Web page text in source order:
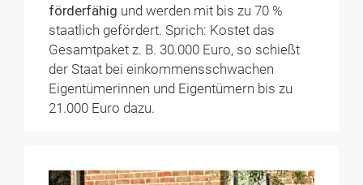
förderfähig und werden mit bis zu 70 %
staatlich gefördert. Sprich: Kostet das
Gesamtpaket z. B. 30.000 Euro, so schießt
der Staat bei einkommensschwachen
Eigentümerinnen und Eigentümern bis zu
21.000 Euro dazu.